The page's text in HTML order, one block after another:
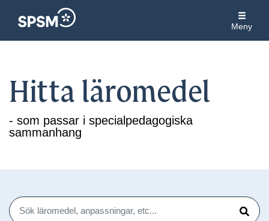
Meny
Hitta läromedel
- som passar i specialpedagogiska
sammanhang
Sök
Sök